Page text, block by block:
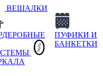
ВЕШАЛКИ
ПУФИКИ И
БАНКЕТКИ